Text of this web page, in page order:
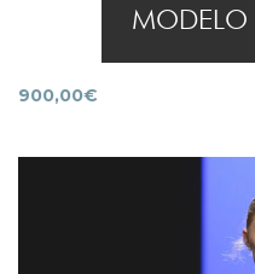
MODELO
900,00€